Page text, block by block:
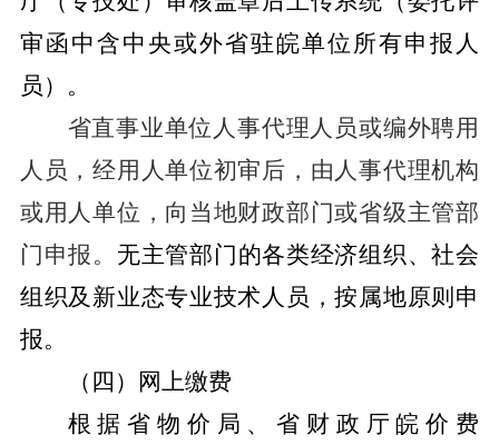
审函中含中央或外省驻皖单位所有申报人
员）。
省直事业单位人事代理人员或编外聘用
人员，经用人单位初审后，由人事代理机构
或用人单位，向当地财政部门或省级主管部
门申报。 无主管部门的各类经济组织、社会
组织及新业态专业技术人员，按属地原则申
报。
（ 四）网上缴费
根据省物价局、省财政厅皖价费